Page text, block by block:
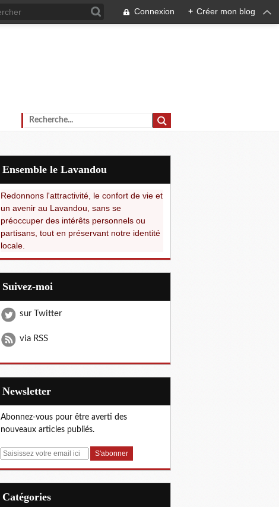
Connexion + Créer mon blog
Ensemble le Lavandou
Redonnons l'attractivité, le confort de vie et
un avenir au Lavandou, sans se
préoccuper des intérêts personnels ou
partisans, tout en préservant notre identité
locale.
Suivez-moi
sur Twitter
via RSS
Newsletter
Abonnez-vous pour être averti des
nouveaux articles publiés.
E
Catégories